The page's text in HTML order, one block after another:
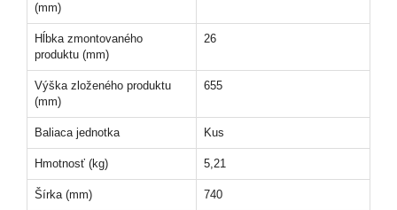
(mm)
Hĺbka zmontovaného
produktu (mm)
26
Výška zloženého produktu
(mm)
655
Baliaca jednotka Kus
Hmotnosť (kg) 5,21
Šírka (mm) 740